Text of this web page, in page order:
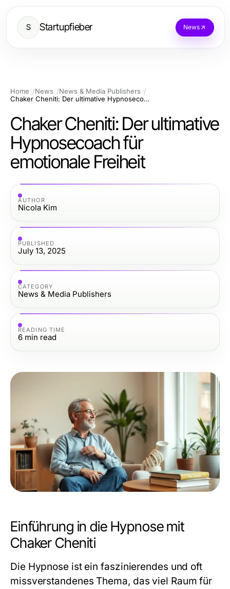
S Startupfieber News
Home News
News & Media Publishers
Chaker Cheniti: Der ultimative Hypnosecoach für emotionale Freiheit
Chaker Cheniti: Der ultimative
Hypnosecoach für
emotionale Freiheit
AUTHOR
Nicola Kim
PUBLISHED
July 13, 2025
CATEGORY
News & Media Publishers
READING TIME
6 min read
Einführung in die Hypnose mit
Chaker Cheniti
Die Hypnose ist ein faszinierendes und oft
missverstandenes Thema, das viel Raum für